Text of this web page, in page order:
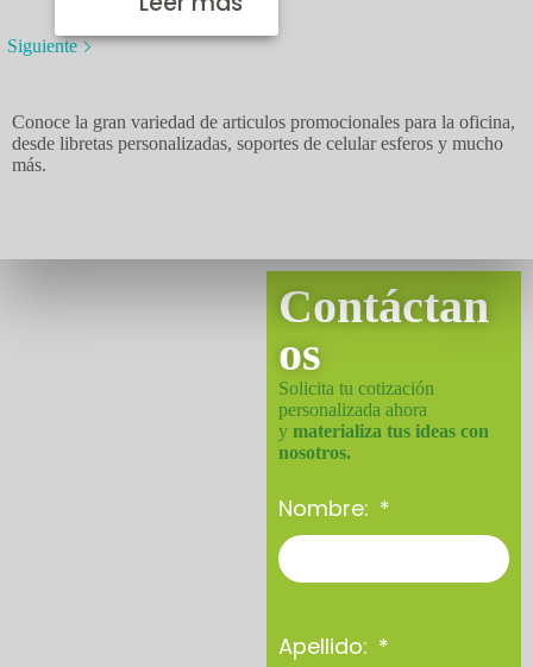
Siguiente
Conoce la gran variedad de articulos promocionales para la oficina,
desde libretas personalizadas, soportes de celular esferos y mucho
más.
Contáctan
os
Solicita tu cotización
personalizada ahora
y materializa tus ideas con
nosotros.
Nombre:
Apellido: